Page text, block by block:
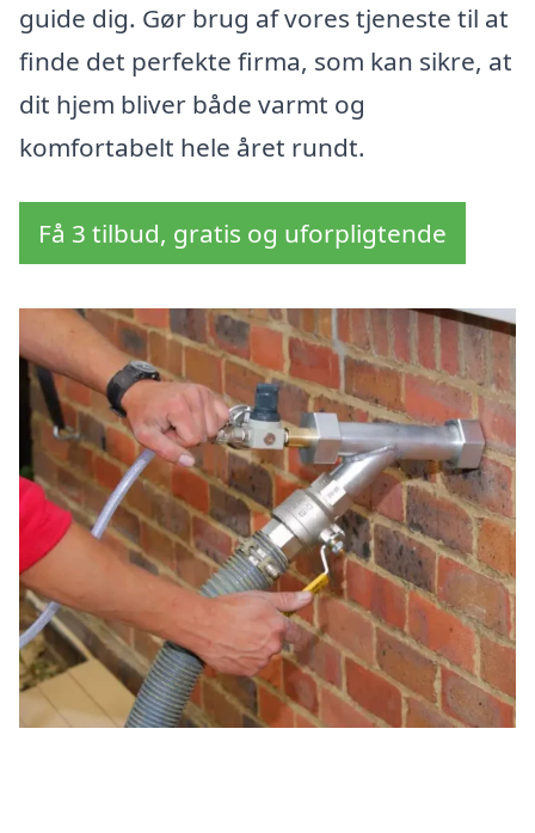
guide dig. Gør brug af vores tjeneste til at
finde det perfekte firma, som kan sikre, at
dit hjem bliver både varmt og
komfortabelt hele året rundt.
Få 3 tilbud, gratis og uforpligtende